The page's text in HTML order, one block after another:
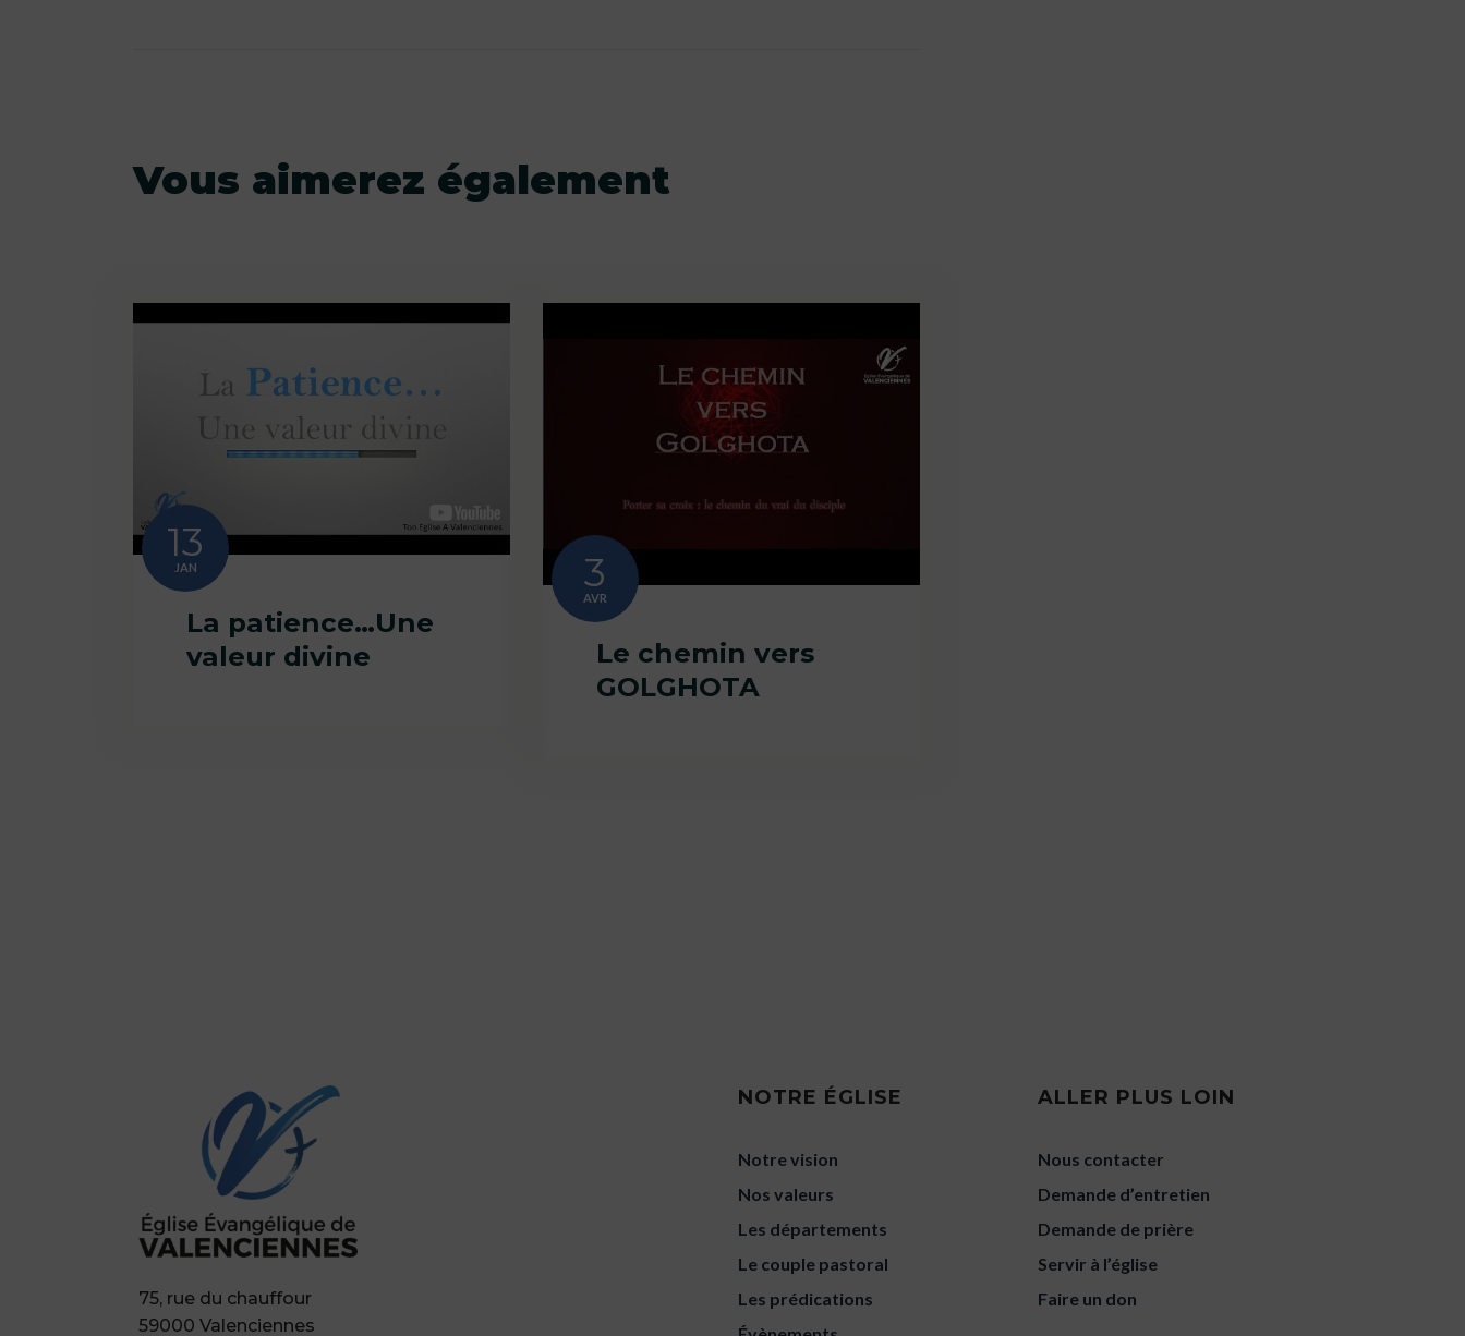
Vous aimerez également
13
JAN
La patience…Une
valeur divine
3
AVR
Le chemin vers
GOLGHOTA
75, rue du chauffour
59000 Valenciennes
NOTRE ÉGLISE
Notre vision
Nos valeurs
Les départements
Le couple pastoral
Les prédications
ALLER PLUS LOIN
Nous contacter
Demande d’entretien
Demande de prière
Servir à l’église
Faire un don